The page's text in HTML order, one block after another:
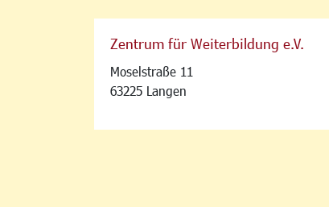
Zentrum für Weiterbildung e.V.
Moselstraße 11
63225 Langen